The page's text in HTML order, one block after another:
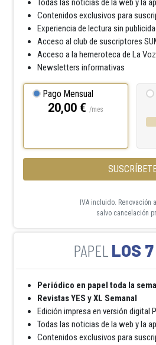
Todas las noticias de la web y la
Contenidos exclusivos para
Experiencia de lectura sin
Acceso al club de suscriptores
Acceso a la hemeroteca de La
Newsletters informativas
Pago Mensual
20,00 € /mes
IVA incluido. Renovación
salvo cancelación
LOS 7
Periódico en papel toda la
Revistas YES y XL Semanal
Edición impresa en versión digital
Todas las noticias de la web y la
Contenidos exclusivos para